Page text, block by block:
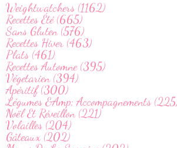
Weightwatchers (1162)
Recettes Été (665)
Sans Gluten (576)
Recettes Hiver (463)
Plats (461)
Recettes Automne (395)
Végetarien (394)
Apéritif (300)
Légumes &Amp; Accompagnements
Noël Et Réveillon (221)
Volailles (204)
Gâteaux (202)